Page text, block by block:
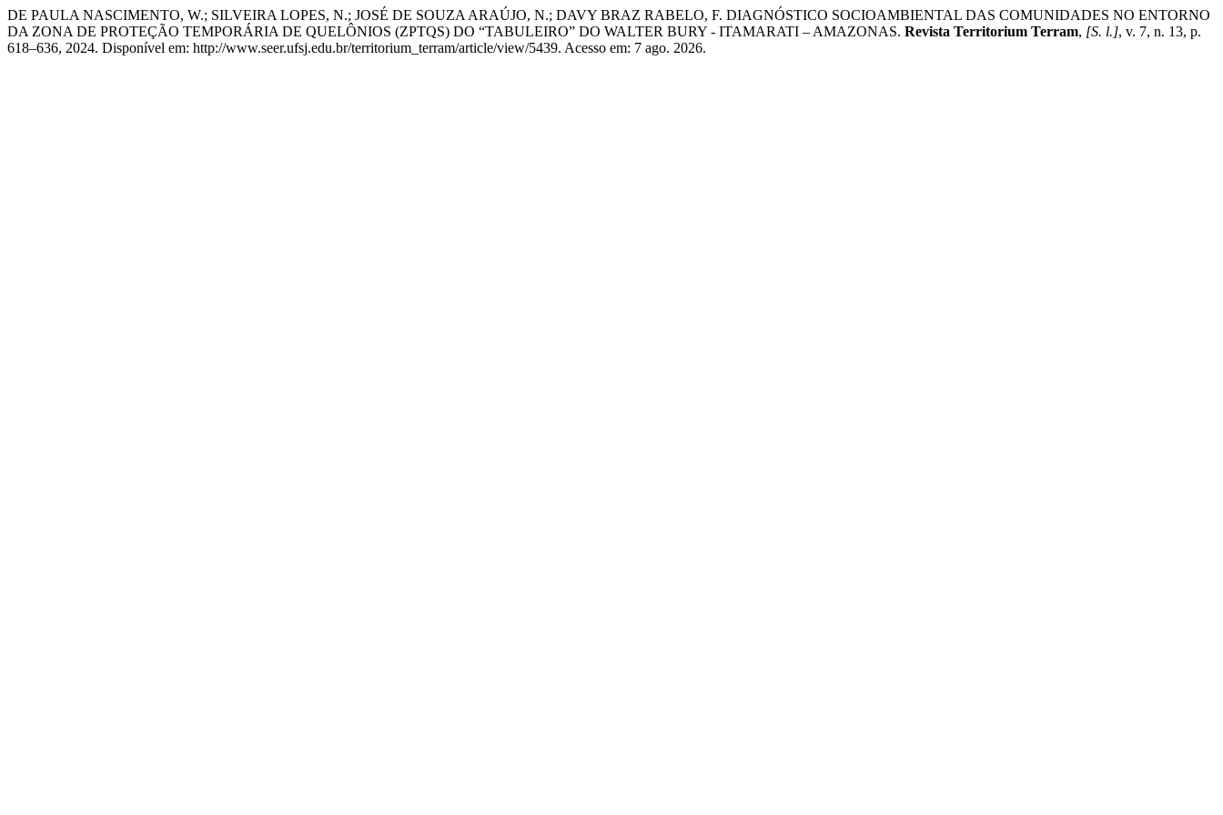
DE PAULA NASCIMENTO, W.; SILVEIRA LOPES, N.; JOSÉ DE SOUZA ARAÚJO, N.; DAVY BRAZ RABELO, F. DIAGNÓSTICO SOCIOAMBIENTAL DAS COMUNIDADES NO ENTORNO
DA ZONA DE PROTEÇÃO TEMPORÁRIA DE QUELÔNIOS (ZPTQS) DO “TABULEIRO” DO WALTER BURY - ITAMARATI – AMAZONAS. Revista Territorium Terram, [S. l.], v. 7, n. 13, p.
618–636, 2024. Disponível em: http://www.seer.ufsj.edu.br/territorium_terram/article/view/5439. Acesso em: 7 ago. 2026.